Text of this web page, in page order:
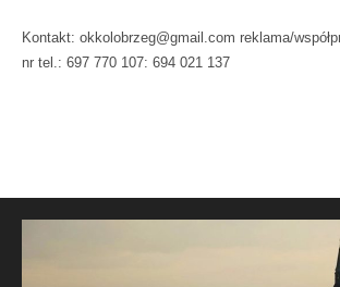
Kontakt: okkolobrzeg@gmail.com reklama/
nr tel.: 697 770 107: 694 021 137